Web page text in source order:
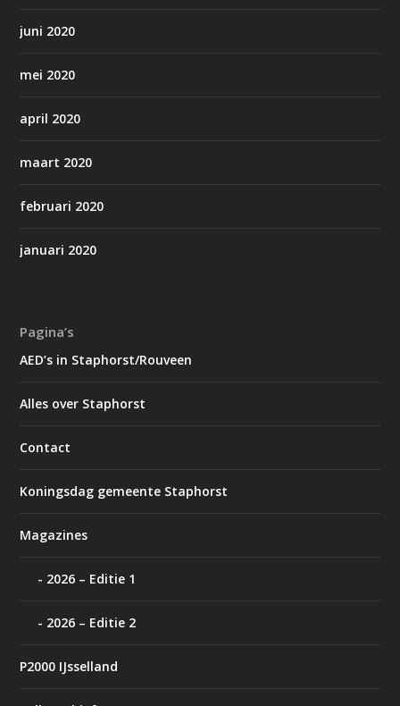
juni 2020
mei 2020
april 2020
maart 2020
februari 2020
januari 2020
Pagina’s
AED’s in Staphorst/Rouveen
Alles over Staphorst
Contact
Koningsdag gemeente Staphorst
Magazines
2026 – Editie 1
2026 – Editie 2
P2000 IJsselland